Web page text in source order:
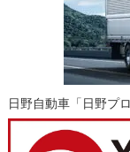
日野自動車「日野プ